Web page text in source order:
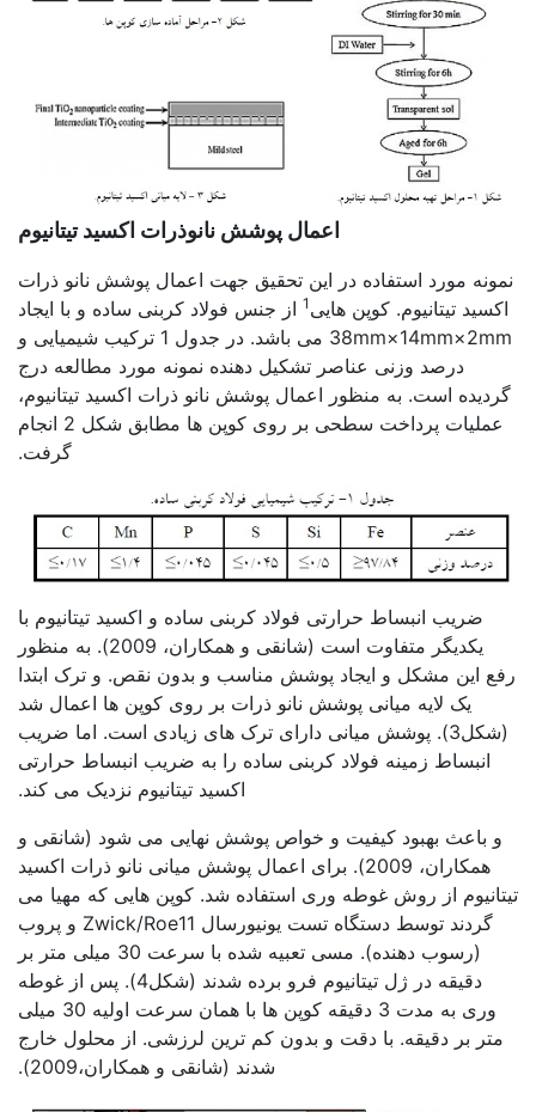
اعمال پوشش نانوذرات اکسید تیتانیوم
نمونه مورد استفاده در این تحقیق جهت اعمال پوشش نانو ذرات
اکسید تیتانیوم. کوپن هایی 1 از جنس فولاد کربنی ساده و با ایجاد
38mm×14mm×2mm می باشد. در جدول 1 ترکیب شیمیایی و
درصد وزنی عناصر تشکیل دهنده نمونه مورد مطالعه درج
گردیده است. به منظور اعمال پوشش نانو ذرات اکسید تیتانیوم،
عملیات پرداخت سطحی بر روی کوپن ها مطابق شکل 2 انجام
گرفت.
ضریب انبساط حرارتی فولاد کربنی ساده و اکسید تیتانیوم با
یکدیگر متفاوت است (شانقی و همکاران، 2009). به منظور
رفع این مشکل و ایجاد پوشش مناسب و بدون نقص. و ترک ابتدا
یک لایه میانی پوشش نانو ذرات بر روی کوپن ها اعمال شد
(شکل3). پوشش میانی دارای ترک های زیادی است. اما ضریب
انبساط زمینه فولاد کربنی ساده را به ضریب انبساط حرارتی
اکسید تیتانیوم نزدیک می کند.
و باعث بهبود کیفیت و خواص پوشش نهایی می شود (شانقی و
همکاران، 2009). برای اعمال پوشش میانی نانو ذرات اکسید
تیتانیوم از روش غوطه وری استفاده شد. کوپن هایی که مهیا می
گردند توسط دستگاه تست یونیورسال Zwick/Roe11 و پروب
(رسوب دهنده). مسی تعبیه شده با سرعت 30 میلی متر بر
دقیقه در ژل تیتانیوم فرو برده شدند (شکل4). پس از غوطه
وری به مدت 3 دقیقه کوپن ها با همان سرعت اولیه 30 میلی
متر بر دقیقه. با دقت و بدون کم ترین لرزشی. از محلول خارج
شدند (شانقی و همکاران،2009).